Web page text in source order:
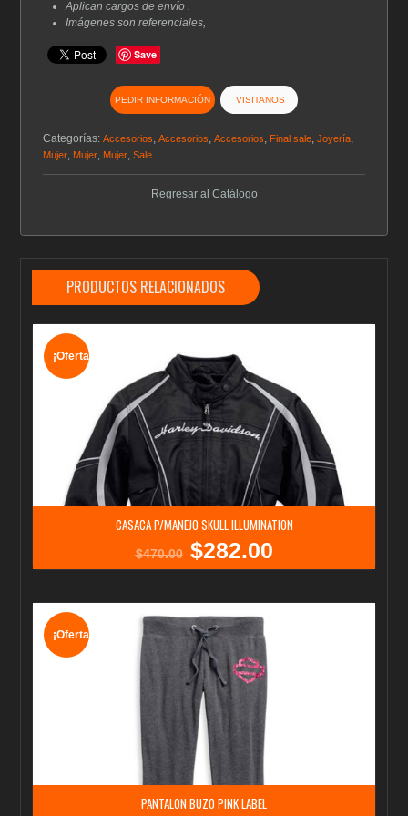
Aplican cargos de envío .
Imágenes son referenciales,
Save
PEDIR INFORMACIÓN VISITANOS
Categorías:Accesorios ,Accesorios ,Accesorios Final sale ,Joyería
Mujer Mujer Mujer ,Sale
Regresar al Catálogo
PRODUCTOS RELACIONADOS
¡Oferta!
CASACA P/MANEJO SKULL ILLUMINATION
$470.00
El
$470.00.
$282.00El
¡Oferta!
PANTALON BUZO PINK LABEL